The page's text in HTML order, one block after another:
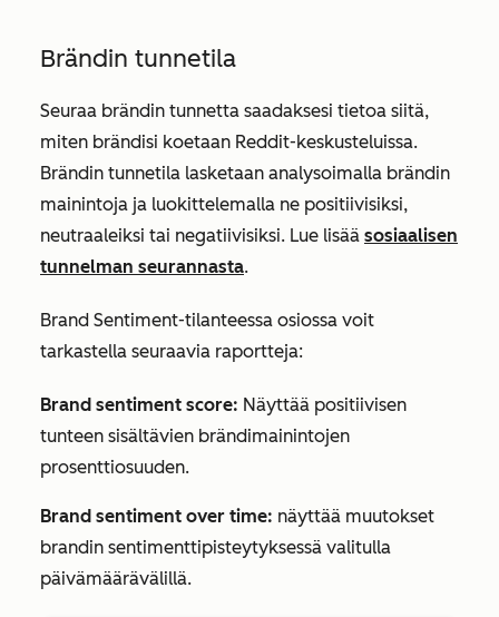
Brändin tunnetila
Seuraa brändin tunnetta saadaksesi tietoa siitä,
miten brändisi koetaan Reddit-keskusteluissa.
Brändin tunnetila lasketaan analysoimalla brändin
mainintoja ja luokittelemalla ne positiivisiksi,
neutraaleiksi tai negatiivisiksi. Lue lisää sosiaalisen
tunnelman seurannasta.
Brand Sentiment-tilanteessa osiossa voit
tarkastella seuraavia raportteja:
Brand sentiment score: Näyttää positiivisen
tunteen sisältävien brändimainintojen
prosenttiosuuden.
Brand sentiment over time: näyttää muutokset
brandin sentimenttipisteytyksessä valitulla
päivämäärävälillä.